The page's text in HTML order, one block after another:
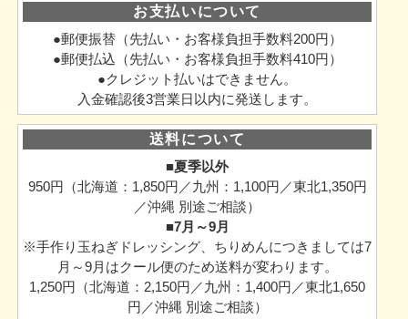
お支払いについて
●郵便振替（先払い・お客様負担手数料200円）
●郵便払込（先払い・お客様負担手数料410円）
●クレジット払いはできません。
入金確認後3営業日以内に発送します。
送料について
■夏季以外
950円（北海道：1,850円／九州：1,100円／東北1,350円
／沖縄 別途ご相談）
■7月～9月
※手作り玉ねぎドレッシング、ちりめんにつきましては7
月～9月はクール便のため送料が変わります。
1,250円（北海道：2,150円／九州：1,400円／東北1,650
円／沖縄 別途ご相談）